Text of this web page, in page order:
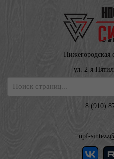
Нижегородская
ул. 2-я
8 (910)
npf-